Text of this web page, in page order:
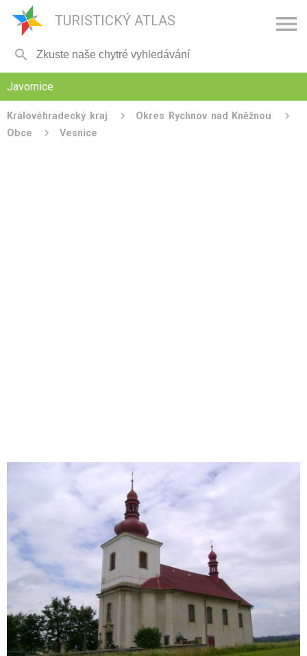
TURISTICKÝ ATLAS 

Javornice
Královéhradecký kraj
Okres Rychnov nad Kněžnou
Obce
Vesnice